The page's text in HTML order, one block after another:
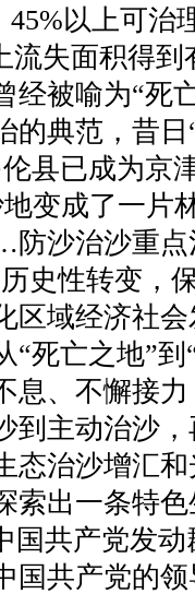
45%以上可治
流失面积得到
经被喻为“死
的典范，昔
县已成为京
变成了一片
沙治沙重点
史性转变，
区域经济社
“死亡之地”
息、不懈接
到主动治沙
态治沙增汇
索出一条特
共产党发动
国共产党的